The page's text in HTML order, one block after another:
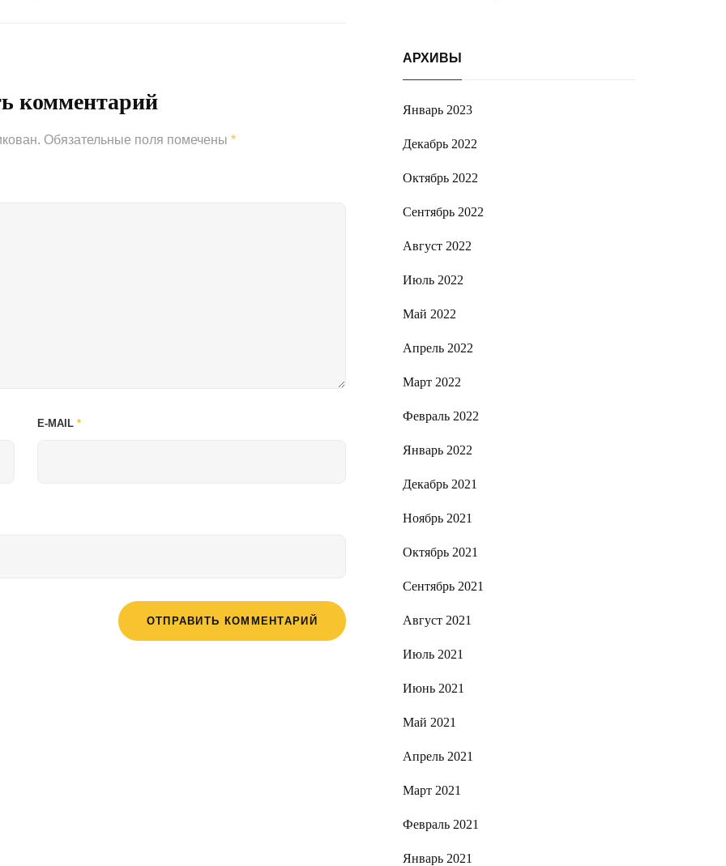
комментарий
Обязательные поля помечены *
E-MAIL *
АРХИВЫ
Январь 2023
Декабрь 2022
Октябрь 2022
Сентябрь 2022
Август 2022
Июль 2022
Май 2022
Апрель 2022
Март 2022
Февраль 2022
Январь 2022
Декабрь 2021
Ноябрь 2021
Октябрь 2021
Сентябрь 2021
Август 2021
Июль 2021
Июнь 2021
Май 2021
Апрель 2021
Март 2021
Февраль 2021
Январь 2021